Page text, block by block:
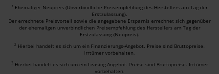
1 Ehemaliger Neupreis (Unverbindliche Preisempfehlung des Herstellers am Tag der
Erstzulassung).
Der errechnete Preisvorteil sowie die angegebene Ersparnis errechnet sich gegenüber
der ehemaligen unverbindlichen Preisempfehlung des Herstellers am Tag der
Erstzulassung (Neupreis).
2 Hierbei handelt es sich um ein Finanzierungs-Angebot. Preise sind Bruttopreise.
Irrtümer vorbehalten.
3 Hierbei handelt es sich um ein Leasing-Angebot. Preise sind Bruttopreise. Irrtümer
vorbehalten.